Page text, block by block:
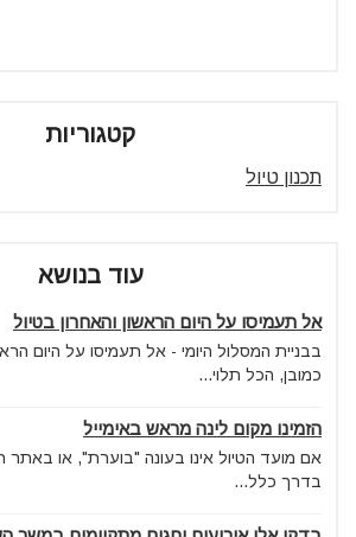
קטגוריות
תכנון טיול
עוד בנושא
אל תעמיסו על היום הראשון והאחרון בטיול
בבניית המסלול היומי - אל תעמיסו על היום
כמובן, הכל תלוי...
הזמינו מקום לינה מראש באימייל
אם מועד הטיול אינו בעונה "בוערת", או באתר
בדרך כלל...